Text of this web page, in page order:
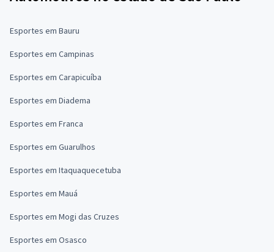
Esportes em Bauru
Esportes em Campinas
Esportes em Carapicuíba
Esportes em Diadema
Esportes em Franca
Esportes em Guarulhos
Esportes em Itaquaquecetuba
Esportes em Mauá
Esportes em Mogi das Cruzes
Esportes em Osasco